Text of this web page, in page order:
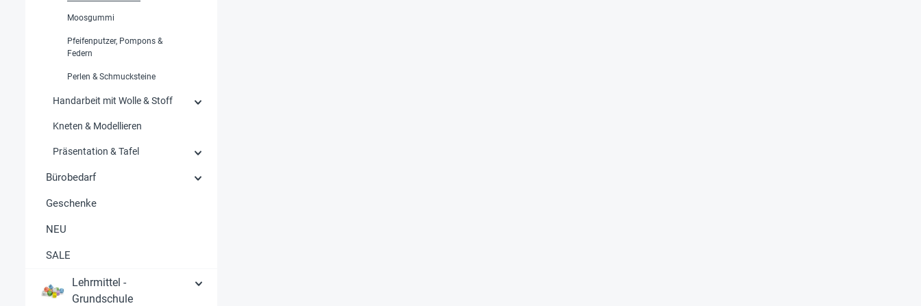
Moosgummi
Pfeifenputzer, Pompons &
Federn
Perlen & Schmucksteine
Handarbeit mit Wolle & Stoff
Kneten & Modellieren
Präsentation & Tafel
Bürobedarf
Geschenke
NEU
SALE
Lehrmittel -
Grundschule